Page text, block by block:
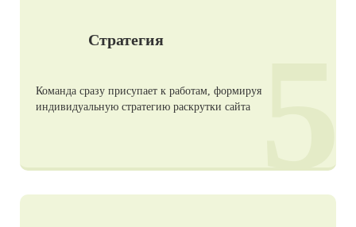
Стратегия
Команда сразу присупает к работам, формируя
индивидуальную стратегию раскрутки сайта
5